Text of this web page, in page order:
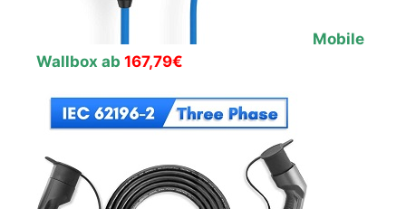
Mobile
Wallbox ab 167,79€